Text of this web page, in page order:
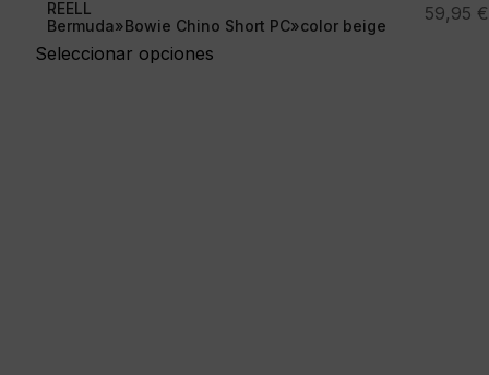
REELL
Bermuda»Bowie Chino Short PC»color beige
Seleccionar opciones
59,95 €